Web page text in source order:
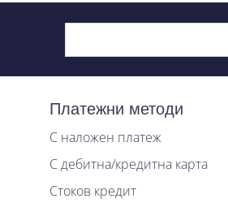
Платежни методи
С наложен платеж
С дебитна/кредитна карта
Стоков кредит